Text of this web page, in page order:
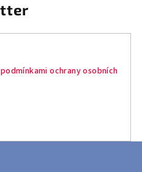
podmínkami ochrany osobních